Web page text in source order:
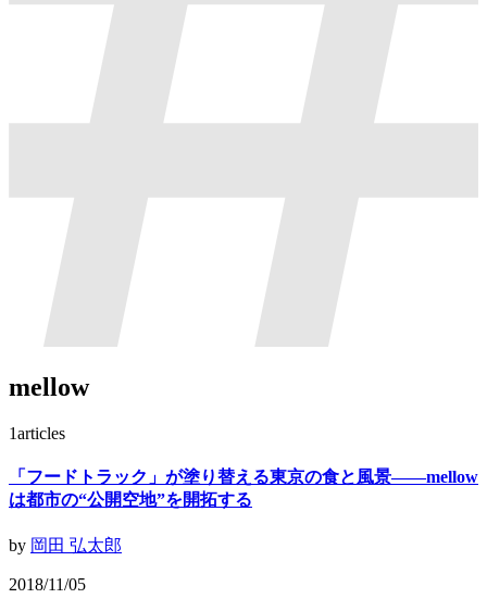
mellow
1articles
「フードトラック」が塗り替える東京の食と風景——mellow
は都市の“公開空地”を開拓する
by 岡田 弘太郎
2018/11/05